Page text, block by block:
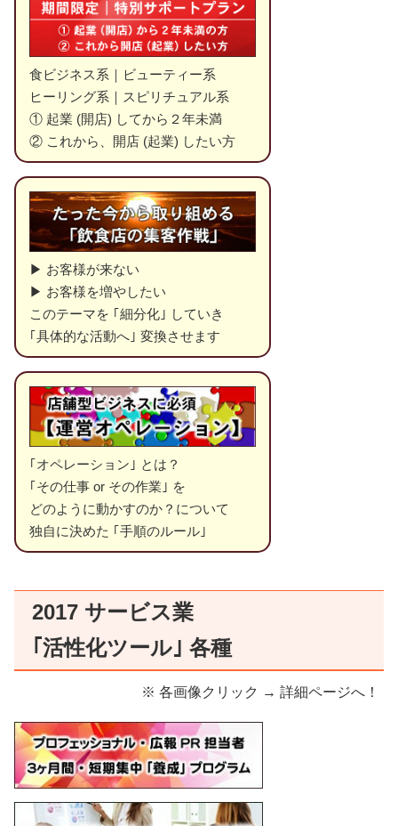
食ビジネス系｜ビューティー系
ヒーリング系｜スピリチュアル系
① 起業 (開店) してから２年未満
② これから、開店 (起業) したい方
▶ お客様が来ない
▶ お客様を増やしたい
このテーマを ｢細分化｣ していき
｢具体的な活動へ｣ 変換させます
｢オペレーション｣ とは？
｢その仕事 or その作業｣ を
どのように動かすのか？について
独自に決めた ｢手順のルール｣
2017 サービス業
｢活性化ツール｣ 各種
※ 各画像クリック → 詳細ページへ！